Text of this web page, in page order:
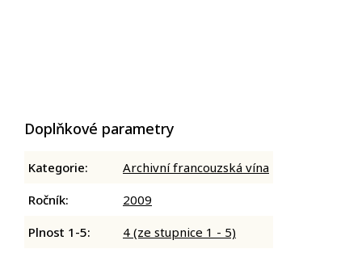
Doplňkové parametry
Kategorie:
Archivní francouzská vína
Ročník:
2009
Plnost 1-5:
4 (ze stupnice 1 - 5)